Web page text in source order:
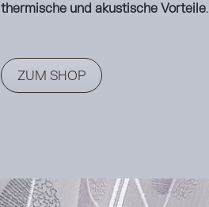
thermische und akustische Vorteile.
ZUM SHOP